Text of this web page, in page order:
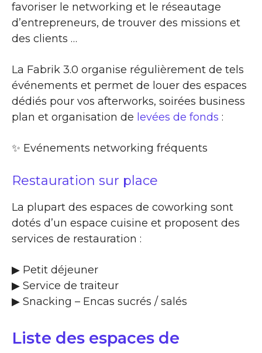
favoriser le networking et le réseautage
d’entrepreneurs, de trouver des missions et
des clients …
La Fabrik 3.0 organise régulièrement de tels
événements et permet de louer des espaces
dédiés pour vos afterworks, soirées business
plan et organisation de levées de fonds :
✨​ Evénements networking fréquents
Restauration sur place
La plupart des espaces de coworking sont
dotés d’un espace cuisine et proposent des
services de restauration :
▶​ Petit déjeuner
▶​ Service de traiteur
▶​ Snacking – Encas sucrés / salés
Liste des espaces de